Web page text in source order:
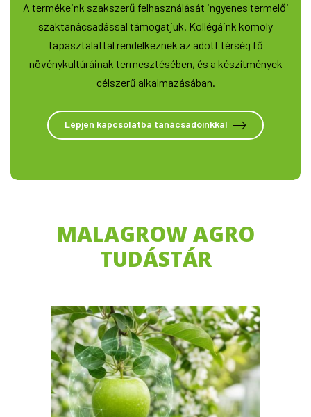
A termékeink szakszerű felhasználását ingyenes termelői
szaktanácsadással támogatjuk. Kollégáink komoly
tapasztalattal rendelkeznek az adott térség fő
növénykultúráinak termesztésében, és a készítmények
célszerű alkalmazásában.
Lépjen kapcsolatba tanácsadóinkkal
MALAGROW AGRO
TUDÁSTÁR